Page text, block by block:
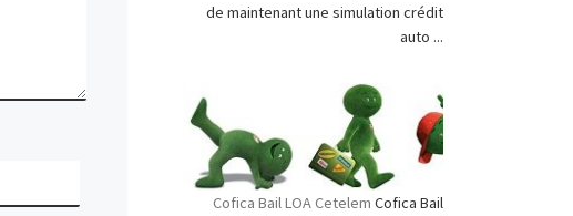
de maintenant une simulation crédit
auto ...
Cofica Bail LOA Cetelem Cofica Bail